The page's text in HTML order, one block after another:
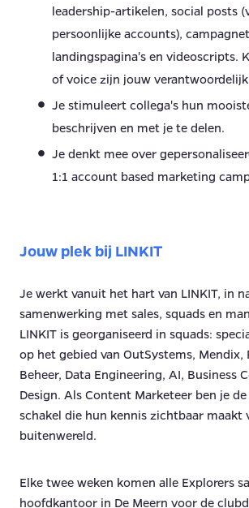
leadership-artikelen, social posts
persoonlijke accounts),
landingspagina's en videoscripts.
of voice zijn jouw
Je stimuleert collega's hun
beschrijven en met je te delen.
Je denkt mee over
1:1 account based marketing
Jouw plek bij LINKIT
Je werkt vanuit het hart van LINKIT, in
samenwerking met sales, squads en
LINKIT is georganiseerd in squads:
op het gebied van OutSystems, Mendix,
Beheer, Data Engineering, AI, Business
Design. Als Content Marketeer ben je
schakel die hun kennis zichtbaar maakt
buitenwereld.
Elke twee weken komen alle Explorers
hoofdkantoor in De Meern voor de